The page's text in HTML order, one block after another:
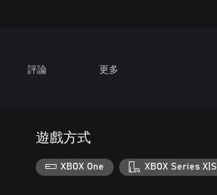
評論 更多
遊戲方式
XBOX One XBOX Series X|S